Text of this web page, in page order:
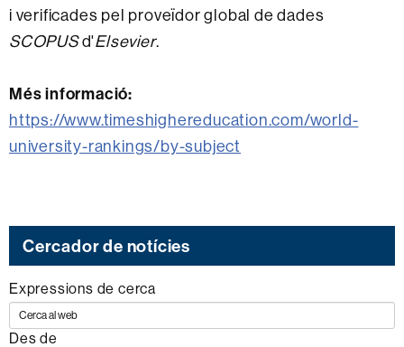
i verificades pel proveïdor global de dades
SCOPUSd'Elsevier.
Més informació:
https://www.timeshighereducation.com/world-
university-rankings/by-subject
Cercador de notícies
Expressions de cerca
Des de